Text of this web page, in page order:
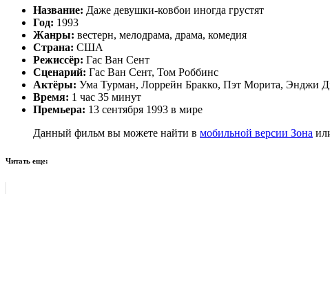
Название: Даже девушки-ковбои иногда грустят
Год: 1993
Жанры: вестерн, мелодрама, драма, комедия
Страна: США
Режиссёр: Гас Ван Сент
Сценарий: Гас Ван Сент, Том Роббинс
Актёры: Ума Турман, Лоррейн Бракко, Пэт Морита, Энджи
Время: 1 час 35 минут
Премьера: 13 сентября 1993 в мире
Данный фильм вы можете найти в мобильной версии Зона
Читать еще: